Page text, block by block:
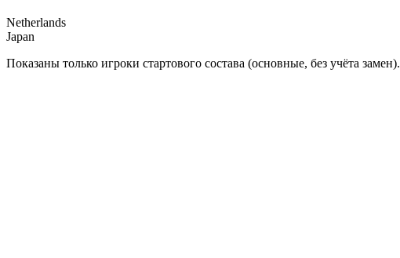
Netherlands
Japan
Показаны только игроки стартового состава (основные, без учёта замен).